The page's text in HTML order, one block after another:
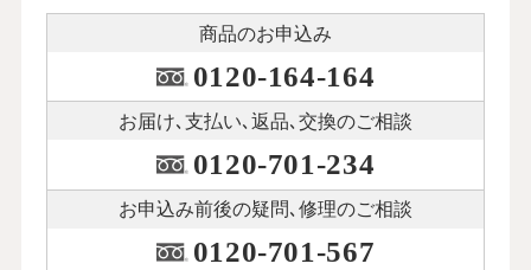
商品のお申込み
0120-164-164
お届け､支払い､ 返品､交換のご相談
0120-701-234
お申込み前後の疑問､修理のご相談
0120-701-567